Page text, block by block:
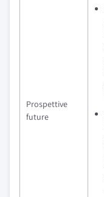
Prospettive
future